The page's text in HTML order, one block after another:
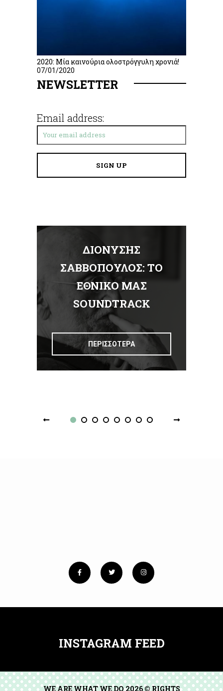
2020: Μία καινούρια ολοστρόγγυλη χρονιά!
07/01/2020
NEWSLETTER
Email address:
ΔΙΟΝΥΣΗΣ
ΣΑΒΒΟΠΟΥΛΟΣ: ΤΟ
ΕΘΝΙΚΟ ΜΑΣ
SOUNDTRACK
ΠΕΡΙΣΣΟΤΕΡΑ
INSTAGRAM FEED
WE ARE WHAT WE DO 2026 © RIGHTS